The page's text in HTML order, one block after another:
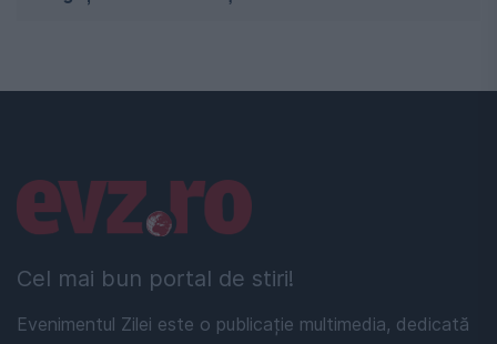
Cel mai bun portal de stiri!
Evenimentul Zilei este o publicație multimedia, dedicată
Linkuri utile